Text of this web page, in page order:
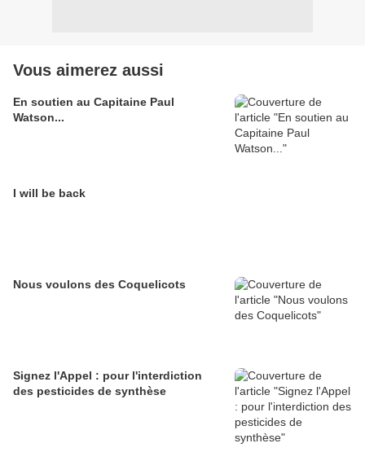
Vous aimerez aussi
En soutien au Capitaine Paul
Watson...
I will be back
Nous voulons des Coquelicots
Signez l'Appel : pour l'interdiction
des pesticides de synthèse